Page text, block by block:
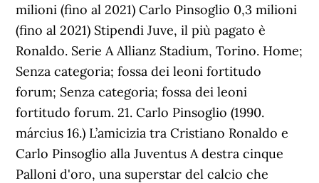
milioni (fino al 2021) Carlo Pinsoglio 0,3 milioni
(fino al 2021) Stipendi Juve, il più pagato è
Ronaldo. Serie A Allianz Stadium, Torino. Home;
Senza categoria; fossa dei leoni fortitudo
forum; Senza categoria; fossa dei leoni
fortitudo forum. 21. Carlo Pinsoglio (1990.
március 16.) L’amicizia tra Cristiano Ronaldo e
Carlo Pinsoglio alla Juventus A destra cinque
Palloni d'oro, una superstar del calcio che